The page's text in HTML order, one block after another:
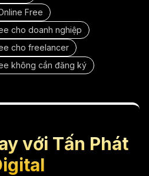
Free
cho doanh nghiệp
cho freelancer
không cần đăng ký
với Tấn Phát